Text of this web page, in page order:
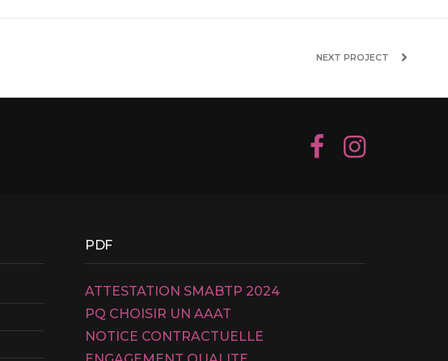
NEXT PROJECT
PDF
ATTESTATION SMABTP 2024
PQ CHOISIR UN AAAT
NOTICE CONTRACTUELLE